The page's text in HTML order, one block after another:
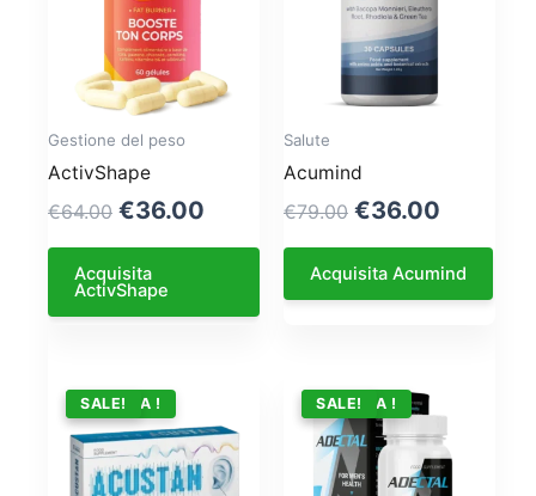
Gestione del peso
ActivShape
€64.00 Original
price
was:
€64.00.
€36.00 Current
price
€36.00.
Acquisita
ActivShape
Salute
Acumind
€79.00 Original
price
was:
€79.00.
€36.00
price
is:
€36.00.
Acquisita Acumind
OFFERTA !
SALE! OFFERTA !
SALE!